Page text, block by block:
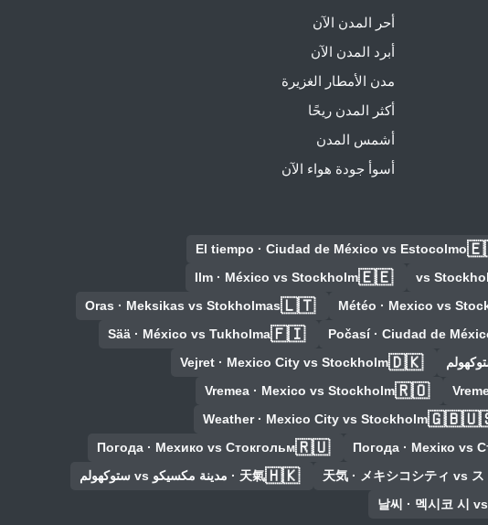
أحر المدن الآن
أبرد المدن الآن
مدن الأمطار الغزيرة
أكثر المدن ريحًا
أشمس المدن
أسوأ جودة هواء الآن
El tiempo · Ciudad de México vs Estocolmo
🇪🇪
Ilm · México vs Stockholm
Météo · Mexico vs
🇱🇹
Oras · Meksikas vs Stokholmas
Počasí · Ciudad de
🇫🇮
Sää · México vs Tukholma
🇩🇰
Vejret · Mexico City vs Stockholm
🇷🇴
Vremea · Mexico vs Stockholm
Weather · Mexico City vs Stockholm
Погода · Мехіко vs
🇷🇺
Погода · Мехико vs Стокгольм
天気 · メキシコシティ vs
🇭🇰天氣 · مدينة مكسيكو vs ستوكهولم
날씨 · 멕시코 시